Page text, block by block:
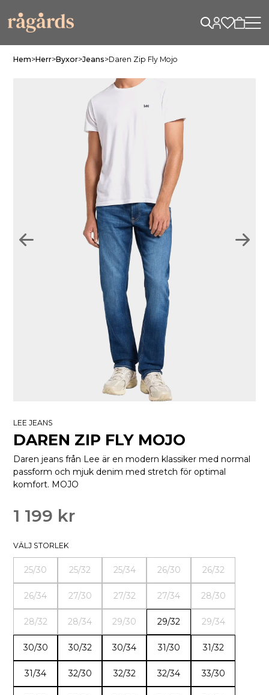
Hem>Herr>Byxor>Jeans>Daren Zip Fly Mojo
LEE JEANS
DAREN ZIP FLY MOJO
Daren jeans från Lee är en modern klassiker med normal
passform och mjuk denim med stretch för optimal
komfort. MOJO
1 199 kr
VÄLJ STORLEK
25/30 25/32 25/34 26/30 26/32
26/34 27/30 27/32 27/34 28/30
28/32 28/34 29/30 29/32 29/34
30/30 30/32 30/34 31/30 31/32
31/34 32/30 32/32 32/34 33/30